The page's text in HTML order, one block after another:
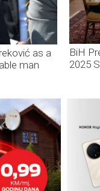
as a
man
BiH
2025